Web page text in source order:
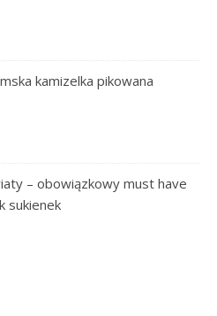
kamizelka pikowana
– obowiązkowy must have
sukienek